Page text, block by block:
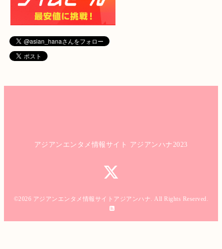
アジアンエンタメ情報サイト アジアンハナ2023
©2026 アジアンエンタメ情報サイトアジアンハナ. All Rights Reserved.